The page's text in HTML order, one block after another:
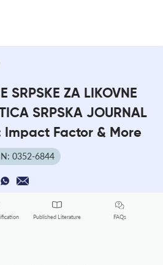
SRPSKE ZA LIKOVNE
SRPSKA JOURNAL
: Impact Factor & More
0352-6844
Published Literature FAQs